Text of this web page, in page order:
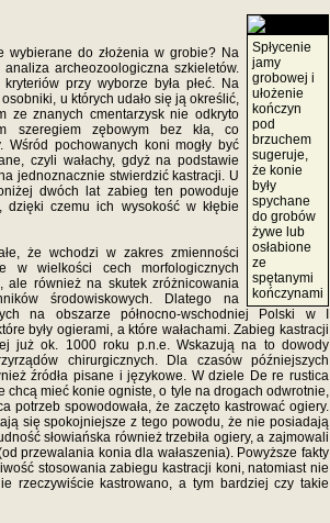
Spłycenie
jamy
grobowej i
ułożenie
kończyn
pod
brzuchem
sugeruje,
że konie
były
spychane
do grobów
żywe lub
osłabione
ze
spętanymi
kończynami
wybierane do złożenia w grobie? Na
archeozoologiczna szkieletów.
przy wyborze była płeć. Na
u których udało się ją określić,
ze znanych cmentarzysk nie odkryto
szeregiem zębowym bez kła, co
Wśród pochowanych koni mogły być
czyli wałachy, gdyż na podstawie
jednoznacznie stwierdzić kastracji. U
dwóch lat zabieg ten powoduje
dzięki czemu ich wysokość w kłębie
że wchodzi w zakres zmienności
w wielkości cech morfologicznych
ale również na skutek zróżnicowania
środowiskowych. Dlatego na
na obszarze północno-wschodniej Polski w I
były ogierami, a które wałachami. Zabieg kastracji
już ok. 1000 roku p.n.e. Wskazują na to dowody
chirurgicznych. Dla czasów późniejszych
źródła pisane i językowe. W dziele De re rustica
chcą mieć konie ogniste, o tyle na drogach odwrotnie,
potrzeb spowodowała, że zaczęto kastrować ogiery.
się spokojniejsze z tego powodu, że nie posiadają
słowiańska również trzebiła ogiery, a zajmowali
przewalania konia dla wałaszenia). Powyższe fakty
stosowania zabiegu kastracji koni, natomiast nie
rzeczywiście kastrowano, a tym bardziej czy takie